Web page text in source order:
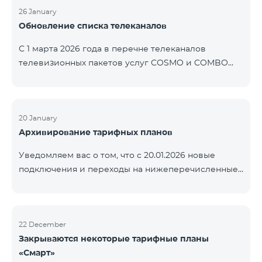
контролем нашей компании. В настоящее время
точные сроки восстановления услуг неизвестны.
предоставлена по мере изменения ситуации.
Благодарим за понимание.
26 January
Обновление списка телеканалов
С 1 марта 2026 года в перечне телеканалов
телевизионных пакетов услуг COSMO и COMBO
только в тех регионах, где их трансляция является
обязательной. Данные изменения реализуются в
телевизионной платформы и полностью
соответствуют нормам местного вещания.
20 January
Архивирование тарифных планов
Уведомляем вас о том, что с 20.01.2026 новые
подключения и переходы на нижеперечисленные
22 December
Закрываются некоторые тарифные планы
«Смарт»